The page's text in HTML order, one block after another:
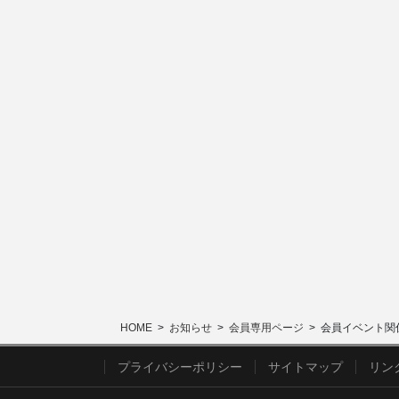
HOME お知らせ 会員専用ページ 会員イベント関
プライバシーポリシー サイトマップ リン